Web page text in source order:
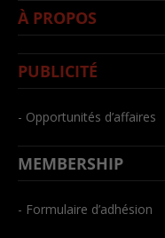
À PROPOS
PUBLICITÉ
- Opportunités d’affaires
MEMBERSHIP
- Formulaire d’adhésion